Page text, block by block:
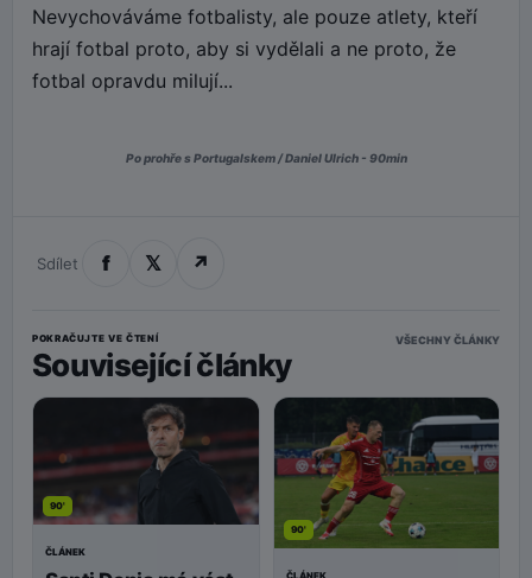
Nevychováváme fotbalisty, ale pouze atlety, kteří
hrají fotbal proto, aby si vydělali a ne proto, že
fotbal opravdu milují...
Po prohře s Portugalskem / Daniel Ulrich - 90min
Sdílet f 𝕏 ↗
POKRAČUJTE VE ČTENÍ
Související články
VŠECHNY ČLÁNKY
90'
ČLÁNEK
90'
ČLÁNEK